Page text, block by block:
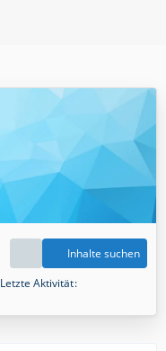
Inhalte suchen
Letzte Aktivität